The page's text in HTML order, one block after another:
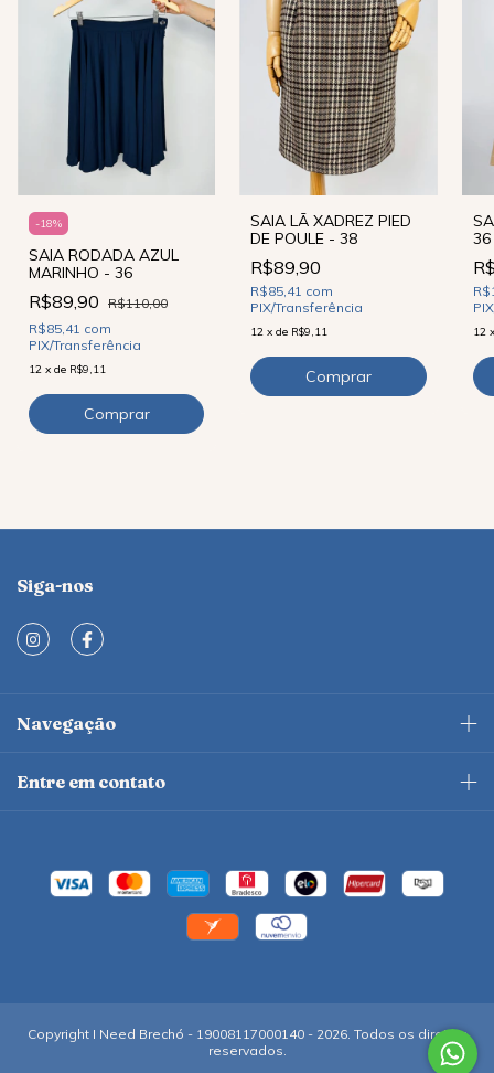
-18%
SAIA RODADA AZUL
MARINHO - 36
R$89,90 R$110,00
R$85,41 com
PIX/Transferência
12 x de R$9,11
SAIA LÃ XADREZ PIED
DE POULE - 38
R$89,90
R$85,41 com
PIX/Transferência
12 xde R$9,11
36
12
Siga-nos
Navegação
Entre em contato
Copyright I Need Brechó - 19008117000140 - 2026. Todos os direitos
reservados.